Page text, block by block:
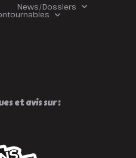
News/Dossiers
et avis sur :